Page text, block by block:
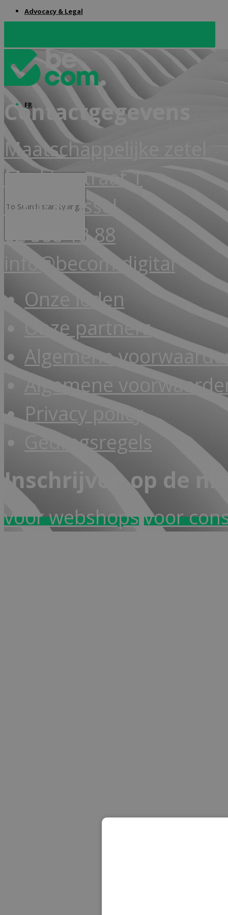
Advocacy & Legal
FR
Contactgegevens
Maatschappelijke zetel
Markiesstraat 1
1000 Brussel
02 588 18 88
info@becom.digital
Onze leden
Onze partners
Algemene
Algemene
Privacy policy
Gedragsregels
Inschrijven op de
voor webshopsvoor